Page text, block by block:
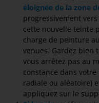
éloignée de la zone
progressivement
cette nouvelle teinte
charge de peinture
venues. Gardez bien
vous arrêtez pas au
constance dans
radiale ou aléatoire)
appliquez sur le